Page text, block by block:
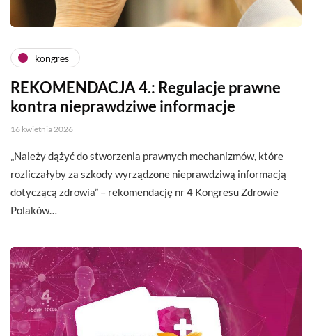
kongres
REKOMENDACJA 4.: Regulacje prawne
kontra nieprawdziwe informacje
16 kwietnia 2026
„Należy dążyć do stworzenia prawnych mechanizmów, które
rozliczałyby za szkody wyrządzone nieprawdziwą informacją
dotyczącą zdrowia” – rekomendację nr 4 Kongresu Zdrowie
Polaków…